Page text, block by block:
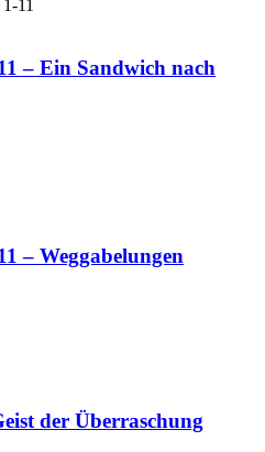
11
– Ein Sandwich nach
– Weggabelungen
der Überraschung